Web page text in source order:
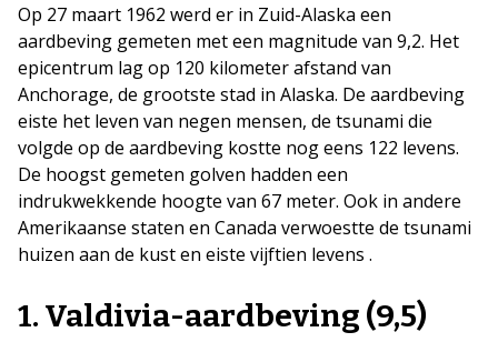
Op 27 maart 1962 werd er in Zuid-Alaska een
aardbeving gemeten met een magnitude van 9,2. Het
epicentrum lag op 120 kilometer afstand van
Anchorage, de grootste stad in Alaska. De aardbeving
eiste het leven van negen mensen, de tsunami die
volgde op de aardbeving kostte nog eens 122 levens.
De hoogst gemeten golven hadden een
indrukwekkende hoogte van 67 meter. Ook in andere
Amerikaanse staten en Canada verwoestte de tsunami
huizen aan de kust en eiste vijftien levens .
1. Valdivia-aardbeving (9,5)